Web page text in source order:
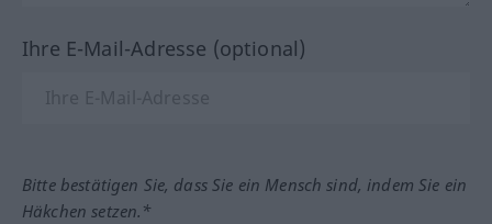
Ihre E-Mail-Adresse (optional)
Bitte bestätigen Sie, dass Sie ein Mensch sind, indem Sie ein
Häkchen setzen.*